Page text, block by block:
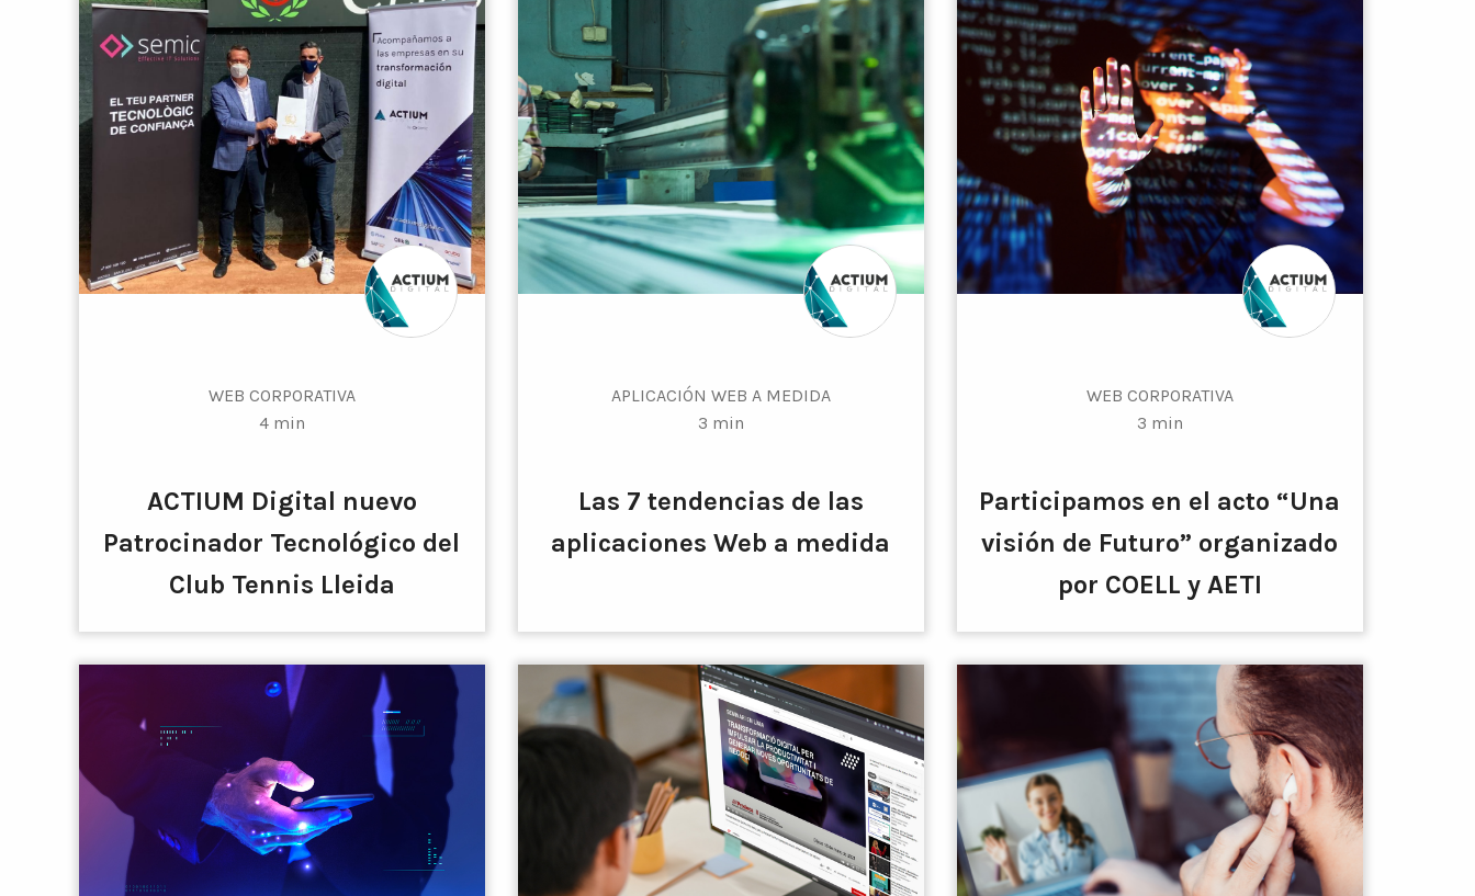
WEB CORPORATIVA
4 min
ACTIUM Digital nuevo
Patrocinador Tecnológico del
Club Tennis Lleida
APLICACIÓN WEB A MEDIDA
3 min
Las 7 tendencias de las
aplicaciones Web a medida
WEB CORPORATIVA
3 min
Participamos en el acto “Una
visión de Futuro” organizado
por COELL y AETI